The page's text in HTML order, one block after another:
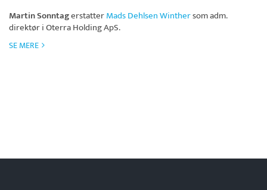
Martin SonntagerstatterMads Dehlsen Winthersom adm.
direktør iOterra Holding ApS.
SE MERE